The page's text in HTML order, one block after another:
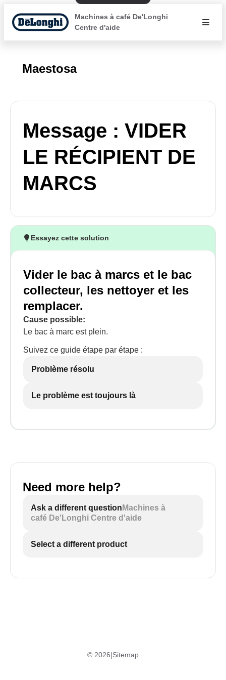
Machines à café De'Longhi
Centre d'aide
Maestosa
Message : VIDER
LE RÉCIPIENT DE
MARCS
Essayez cette solution
Vider le bac à marcs et le bac
collecteur, les nettoyer et les
remplacer.
Cause possible:
Le bac à marc est plein.
Suivez ce guide étape par étape :
Problème résolu
Le problème est toujours là
Need more help?
Ask a different question Machines à
café De'Longhi Centre d'aide
Select a different product
© 2026|Sitemap